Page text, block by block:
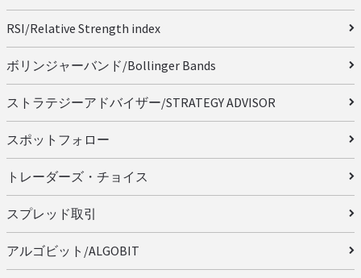
RSI/Relative Strength index
ボリンジャーバンド/Bollinger Bands
ストラテジーアドバイザー/STRATEGY ADVISOR
スポットフォロー
トレーダーズ・チョイス
スプレッド取引
アルゴビット/ALGOBIT